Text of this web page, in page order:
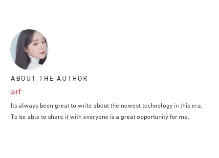
ABOUT THE AUTHOR
arf
Its always been great to write about the newest technology in this era.
To be able to share it with everyone is a great opportunity for me.